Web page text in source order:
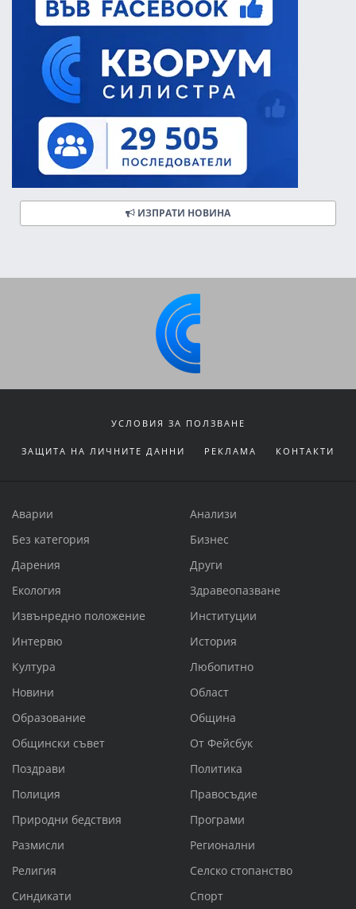
ИЗПРАТИ НОВИНА
УСЛОВИЯ ЗА ПОЛЗВАНЕ
ЗАЩИТА НА ЛИЧНИТЕ ДАННИ РЕКЛАМА КОНТАКТИ
Аварии
Анализи
Без категория
Бизнес
Дарения
Други
Екология
Здравеопазване
Извънредно положение
Институции
Интервю
История
Култура
Любопитно
Новини
Област
Образование
Община
Общински съвет
От Фейсбук
Поздрави
Политика
Полиция
Правосъдие
Природни бедствия
Програми
Размисли
Регионални
Религия
Селско стопанство
Синдикати
Спорт